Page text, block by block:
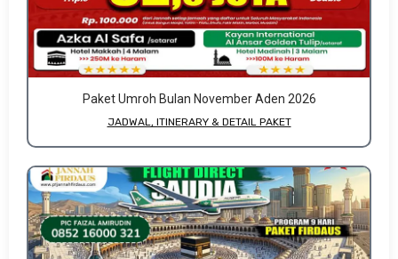
Paket Umroh Bulan November Aden 2026
JADWAL, ITINERARY & DETAIL PAKET